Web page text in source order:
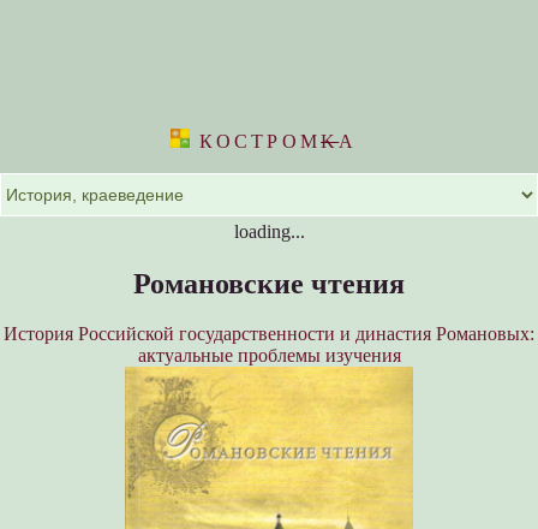
КОСТРОМKА
loading...
Романовские чтения
История Российской государственности и династия Романовых:
актуальные проблемы изучения